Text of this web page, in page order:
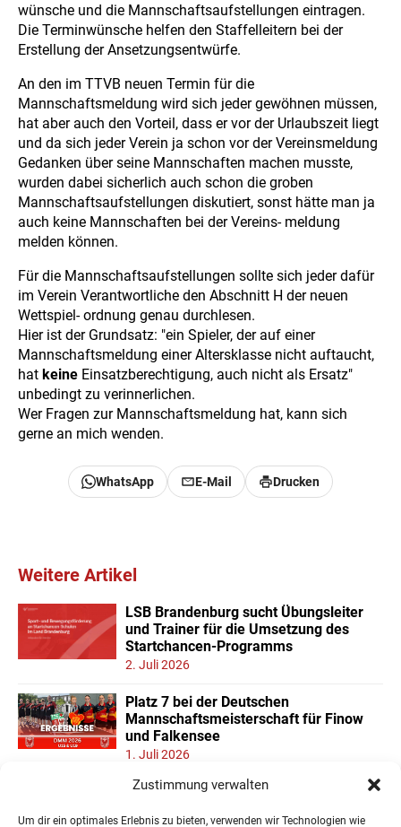
Zustimmung verwalten
Um dir ein optimales Erlebnis zu bieten, verwenden wir Technologien wie
wünsche und die Mannschaftsaufstellungen eintragen.
Die Terminwünsche helfen den Staffelleitern bei der
Erstellung der Ansetzungsentwürfe.
An den im TTVB neuen Termin für die
Mannschaftsmeldung wird sich jeder gewöhnen müssen,
hat aber auch den Vorteil, dass er vor der Urlaubszeit liegt
und da sich jeder Verein ja schon vor der Vereinsmeldung
Gedanken über seine Mannschaften machen musste,
wurden dabei sicherlich auch schon die groben
Mannschaftsaufstellungen diskutiert, sonst hätte man ja
auch keine Mannschaften bei der Vereins- meldung
melden können.
Für die Mannschaftsaufstellungen sollte sich jeder dafür
im Verein Verantwortliche den Abschnitt H der neuen
Wettspiel- ordnung genau durchlesen.
Hier ist der Grundsatz: "ein Spieler, der auf einer
Mannschaftsmeldung einer Altersklasse nicht auftaucht,
hat keine Einsatzberechtigung, auch nicht als Ersatz"
unbedingt zu verinnerlichen.
Wer Fragen zur Mannschaftsmeldung hat, kann sich
gerne an mich wenden.
WhatsApp E-Mail Drucken
Weitere Artikel
LSB Brandenburg sucht Übungsleiter
und Trainer für die Umsetzung des
Startchancen-Programms
2. Juli 2026
Platz 7 bei der Deutschen
Mannschaftsmeisterschaft für Finow
und Falkensee
1. Juli 2026
Neuer Teilnehmerrekord und Finower